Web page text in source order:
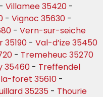
- Villamee 35420 -
- Vignoc 35630 -
- Vern-sur-seiche
35190 - Val-d’ize 35450
- Tremeheuc 35270
35460 - Treffendel
foret 35610 -
35235 - Thourie